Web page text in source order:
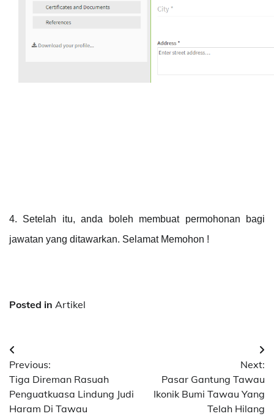
4. Setelah itu, anda boleh membuat permohonan bagi
jawatan yang ditawarkan. Selamat Memohon !
Posted in Artikel
Post
navigation
Previous:
Tiga Direman Rasuah
Penguatkuasa Lindung Judi
Haram Di Tawau
Next:
Pasar Gantung Tawau
Ikonik Bumi Tawau Yang
Telah Hilang